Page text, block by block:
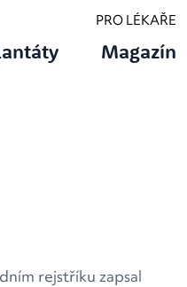
PRO LÉKAŘE
Magazín
rejstříku zapsal